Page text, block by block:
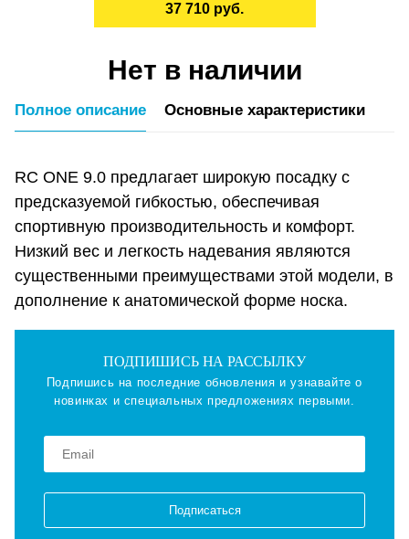
37 710 руб.
Нет в наличии
Полное описание Основные характеристики
RC ONE 9.0 предлагает широкую посадку с
предсказуемой гибкостью, обеспечивая
спортивную производительность и комфорт.
Низкий вес и легкость надевания являются
существенными преимуществами этой модели, в
дополнение к анатомической форме носка.
ПОДПИШИСЬ НА РАССЫЛКУ
Подпишись на последние обновления и узнавайте о
новинках и специальных предложениях первыми.
Подписаться